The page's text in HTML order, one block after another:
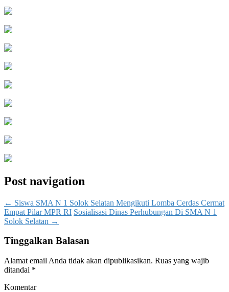
Post navigation
← Siswa SMA N 1 Solok Selatan Mengikuti Lomba Cerdas Cermat
Empat Pilar MPR RI Sosialisasi Dinas Perhubungan Di SMA N 1
Solok Selatan →
Tinggalkan Balasan
Alamat email Anda tidak akan dipublikasikan. Ruas yang wajib
ditandai *
Komentar